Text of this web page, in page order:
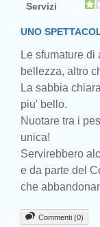
Servizi
UNO
Le sfumature di
bellezza, altro
La sabbia
piu' bello.
Nuotare tra i
unica!
Servirebbero
e da parte del
che
Commenti (0)